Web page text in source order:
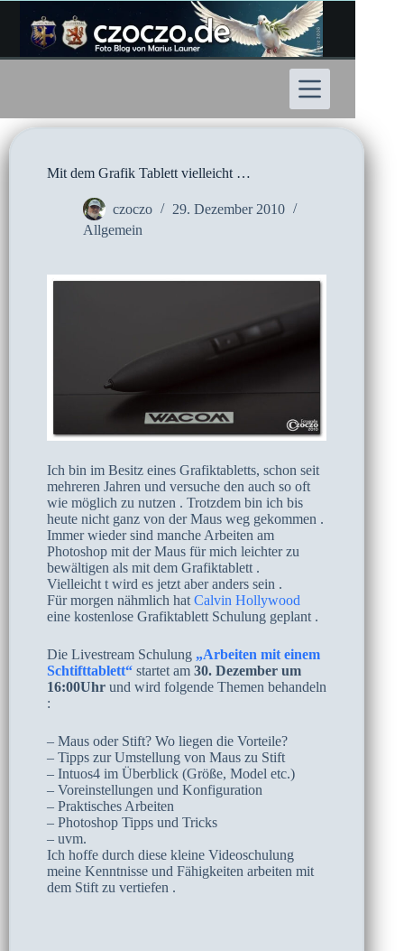
Inhalt
springen
Mit dem Grafik Tablett vielleicht …
czoczo
29. Dezember 2010
Allgemein
Ich bin im Besitz eines Grafiktabletts, schon seit
mehreren Jahren und versuche den auch so oft
wie möglich zu nutzen . Trotzdem bin ich bis
heute nicht ganz von der Maus weg gekommen .
Immer wieder sind manche Arbeiten am
Photoshop mit der Maus für mich leichter zu
bewältigen als mit dem Grafiktablett .
Vielleicht t wird es jetzt aber anders sein .
Für morgen nähmlich hat Calvin Hollywood
eine kostenlose Grafiktablett Schulung geplant .
Die Livestream Schulung „Arbeiten mit einem
Schtifttablett“ startet am 30. Dezember um
16:00Uhr und wird folgende Themen behandeln
:
– Maus oder Stift? Wo liegen die Vorteile?
– Tipps zur Umstellung von Maus zu Stift
– Intuos4 im Überblick (Größe, Model etc.)
– Voreinstellungen und Konfiguration
– Praktisches Arbeiten
– Photoshop Tipps und Tricks
– uvm.
Ich hoffe durch diese kleine Videoschulung
meine Kenntnisse und Fähigkeiten arbeiten mit
dem Stift zu vertiefen .